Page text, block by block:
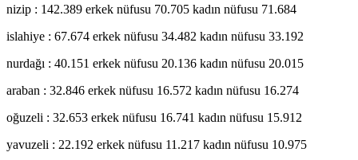
nizip : 142.389 erkek nüfusu 70.705 kadın nüfusu 71.684
islahiye : 67.674 erkek nüfusu 34.482 kadın nüfusu 33.192
nurdağı : 40.151 erkek nüfusu 20.136 kadın nüfusu 20.015
araban : 32.846 erkek nüfusu 16.572 kadın nüfusu 16.274
oğuzeli : 32.653 erkek nüfusu 16.741 kadın nüfusu 15.912
yavuzeli : 22.192 erkek nüfusu 11.217 kadın nüfusu 10.975